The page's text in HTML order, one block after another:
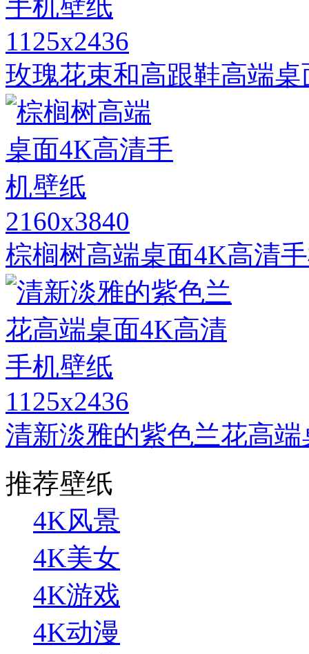
1125x2436
玫瑰花束和高跟鞋高端
2160x3840
棕榈树高端桌面4K高清
1125x2436
清新淡雅的紫色兰花高
推荐壁纸
4K风景
4K美女
4K游戏
4K动漫